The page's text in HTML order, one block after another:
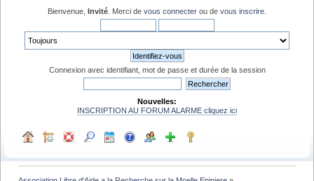
Bienvenue, Invité . Merci de vous connecter ou de vous inscrire
Connexion avec identifiant, mot de passe et durée de la session
Nouvelles:
INSCRIPTION AU FORUM ALARME cliquez ici